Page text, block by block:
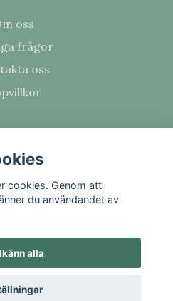
oss
frågor
oss
Prenumerera
cookies. Genom att
du användandet av
alla